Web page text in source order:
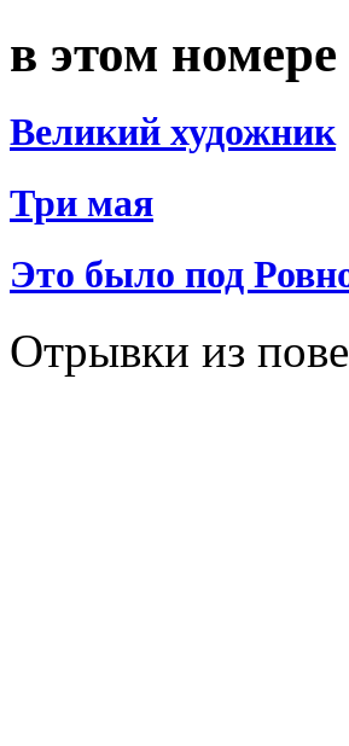
в этом номере
Великий художник
Три мая
Это было под
Отрывки из